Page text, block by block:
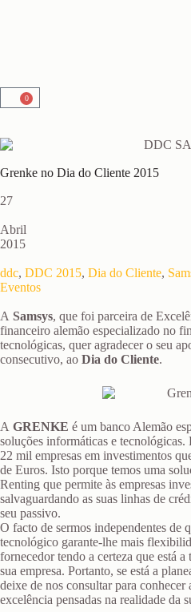
0
Grenke no Dia do Cliente 2015
27
Abril
2015
ddc, DDC 2015, Dia do Cliente,
Eventos
A Samsys, que foi parceira de
financeiro alemão especializado no
tecnológicas, quer agradecer o seu
consecutivo, ao Dia do Cliente.
A GRENKE é um banco Alemão
soluções informáticas e
22 mil empresas em investimentos
de Euros. Isto porque temos uma
Renting que permite às empresas
salvaguardando as suas linhas de
seu passivo.
O facto de sermos independentes de
tecnológico garante-lhe mais
fornecedor tendo a certeza que está
sua empresa. Portanto, se está a
deixe de nos consultar para conhecer
excelência pensadas na realidade da